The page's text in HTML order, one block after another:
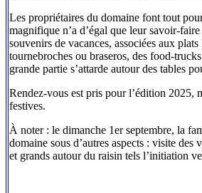
Les propriétaires du domaine font tout
magnifique n’a d’égal que leur savoir-
souvenirs de vacances, associées aux
tournebroches ou braseros, des food-
grande partie s’attarde autour des tables
Rendez-vous est pris pour l’édition 2025,
festives.
À noter : le dimanche 1er septembre, la
domaine sous d’autres aspects : visite
et grands autour du raisin tels l’initiation